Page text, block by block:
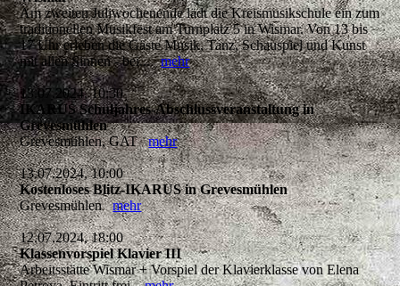
Am zweiten Juliwochenende lädt die Kreismusikschule ein zum
traditionellen Musikfest am Turnplatz 5 in Wismar. Von 13 bis
17 Uhr erleben die Gäste Musik, Tanz, Schauspiel und Kunst
mit allen Sinnen - bei...mehr
13.07.2024, 10:30
IKARUS Schuljahres-Abschlussveranstaltung in
Grevesmühlen
Grevesmühlen, GATmehr
13.07.2024, 10:00
Kostenloses Blitz-IKARUS in Grevesmühlen
Grevesmühlenmehr
12.07.2024, 18:00
Klassenvorspiel Klavier III
Arbeitsstätte Wismar + Vorspiel der Klavierklasse von Elena